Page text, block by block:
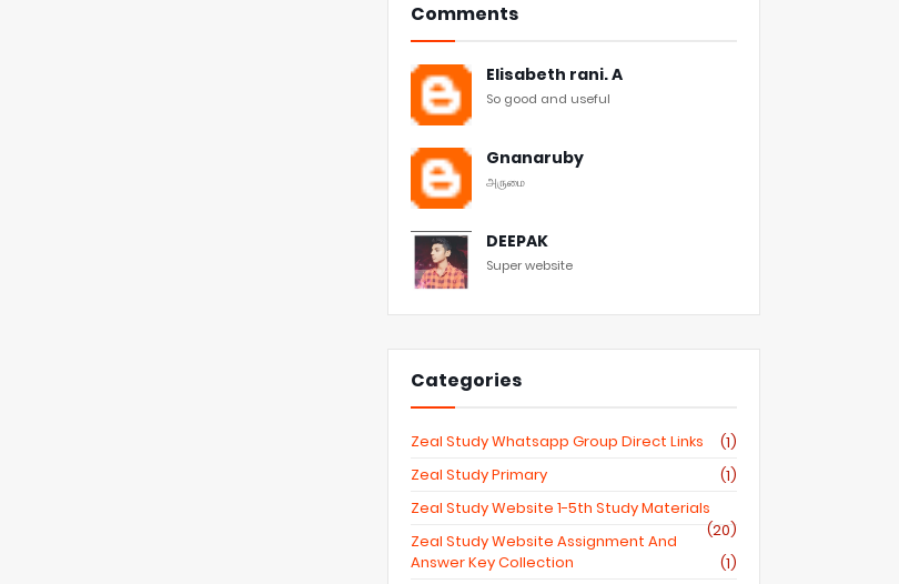
Comments
Elisabeth rani. A
So good and useful
Gnanaruby
அருமை
DEEPAK
Super website
Categories
Zeal Study Whatsapp Group Direct Links
(1)
Zeal Study Primary
(1)
Zeal Study Website 1-5th Study Materials
(20)
Zeal Study Website Assignment And
Answer Key Collection
(1)